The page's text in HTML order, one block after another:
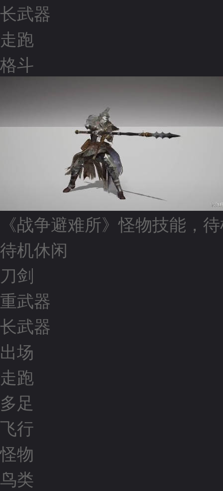
长武器
走跑
格斗
《战争避难所》怪物技能，
待机休闲
刀剑
重武器
长武器
出场
走跑
多足
飞行
怪物
鸟类